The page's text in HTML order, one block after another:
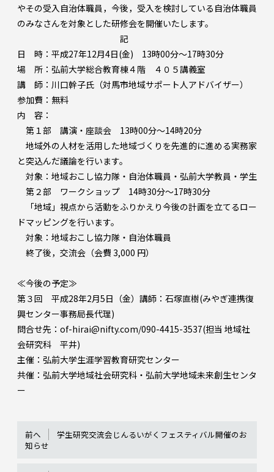
やその受入自治体職員，今後，受入を検討している自治体職員
のみなさんを対象とした研修会を開催いたします。
記
日 時：平成27年12月4日(金) 13時00分～17時30分
場 所：弘前大学総合教育棟４階 ４０５講義室
講 師：川口幹子氏（対馬市地域サポート人アドバイザー）
参加費：無料
内 容：
第１部 講演・座談会 13時00分～14時20分
地域外の人材を活用した地域づくりを先進的に進める実務家
と突込んだ議論を行います。
対象：地域おこし協力隊・自治体職員・弘前大学教員・学生
第２部 ワークショップ 14時30分～17時30分
「地域」視点から活動をふりかえり今後の計画を立てるロー
ドマッピングを行います。
対象：地域おこし協力隊・自治体職員
終了後，交流会（会費 3,000 円）
≪今後の予定≫
第３回 平成28年2月5日（金）講師：石塚直樹(みやぎ連携復
興センター事務局長代理)
問合せ先：of-hirai@nifty.com/090-4415-3537(担当 地域社
会研究科 平井)
主催：弘前大学生涯学習教育研究センター
共催：弘前大学地域社会研究科・弘前大学地域未来創生センタ
ー
前へ
学生研究交流会じんるいがくフェスティバル開催のお
知らせ